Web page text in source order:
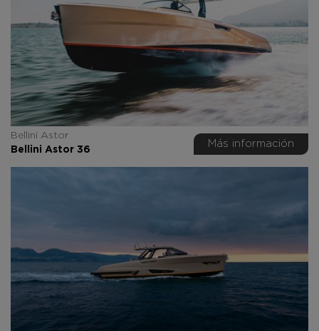
Bellini Astor
Bellini Astor 36
Más información